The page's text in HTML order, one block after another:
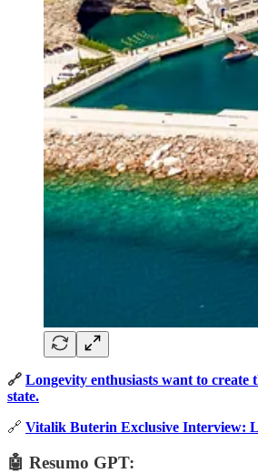
🔗 Longevity enthusiasts want to create
state.
🔗 Vitalik Buterin Exclusive Interview:
🤖 Resumo GPT: